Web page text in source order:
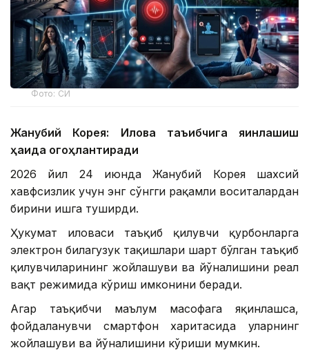
Фото: СИ
Жанубий Корея: Илова таъқибчига яқинлашиш
ҳақида огоҳлантиради
2026 йил 24 июнда Жанубий Корея шахсий
хавфсизлик учун энг сўнгги рақамли воситалардан
бирини ишга туширди.
Ҳукумат иловаси таъқиб қилувчи қурбонларга
электрон билагузук тақишлари шарт бўлган таъқиб
қилувчиларининг жойлашуви ва йўналишини реал
вақт режимида кўриш имконини беради.
Агар таъқибчи маълум масофага яқинлашса,
фойдаланувчи смартфон харитасида уларнинг
жойлашуви ва йўналишини кўриши мумкин.